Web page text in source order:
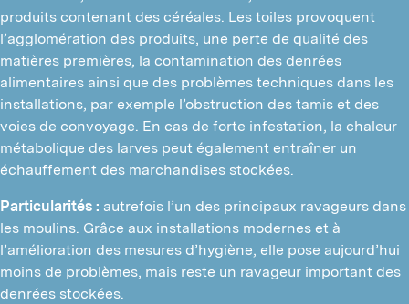
produits contenant des céréales. Les toiles provoquent
l’agglomération des produits, une perte de qualité des
matières premières, la contamination des denrées
alimentaires ainsi que des problèmes techniques dans les
installations, par exemple l’obstruction des tamis et des
voies de convoyage. En cas de forte infestation, la chaleur
métabolique des larves peut également entraîner un
échauffement des marchandises stockées.
Particularités : autrefois l’un des principaux ravageurs dans
les moulins. Grâce aux installations modernes et à
l’amélioration des mesures d’hygiène, elle pose aujourd’hui
moins de problèmes, mais reste un ravageur important des
denrées stockées.